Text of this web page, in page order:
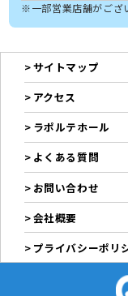
※一部営業店舗がござ
サイトマップ
アクセス
ラポルテホール
よくある質問
お問い合わせ
会社概要
プライバシーポリ